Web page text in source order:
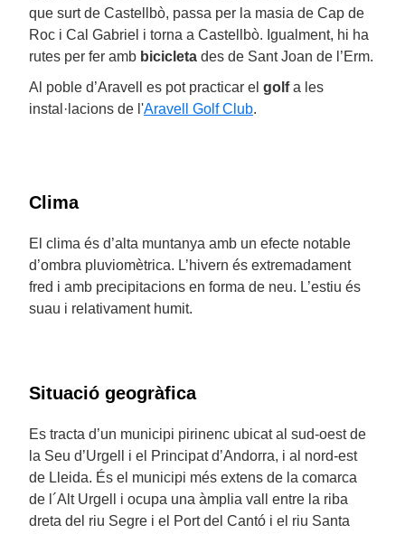
que surt de Castellbò, passa per la masia de Cap de
Roc i Cal Gabriel i torna a Castellbò. Igualment, hi ha
rutes per fer amb bicicleta des de Sant Joan de l’Erm.
Al poble d’Aravell es pot practicar el golfa les
instal·lacions de l'Aravell Golf Club.
Clima
El clima és d’alta muntanya amb un efecte notable
d’ombra pluviomètrica. L’hivern és extremadament
fred i amb precipitacions en forma de neu. L’estiu és
suau i relativament humit.
Situació geogràfica
Es tracta d’un municipi pirinenc ubicat al sud-oest de
la Seu d’Urgell i el Principat d’Andorra, i al nord-est
de Lleida. És el municipi més extens de la comarca
de l´Alt Urgell i ocupa una àmplia vall entre la riba
dreta del riu Segre i el Port del Cantó i el riu Santa